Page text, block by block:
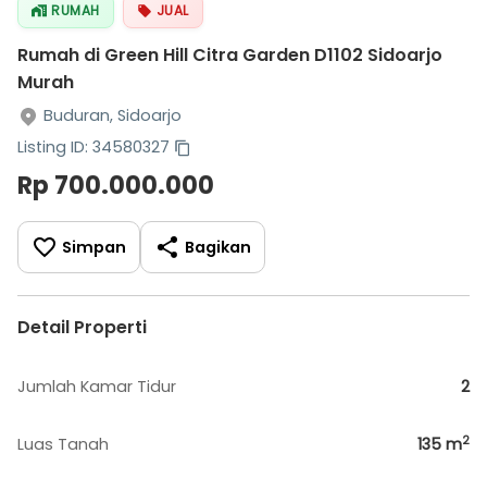
RUMAH JUAL
Rumah di Green Hill Citra Garden D1102 Sidoarjo
Murah
Buduran, Sidoarjo
Listing ID: 34580327
Rp 700.000.000
Simpan Bagikan
Detail Properti
Jumlah Kamar Tidur 2
Luas Tanah 135 m2